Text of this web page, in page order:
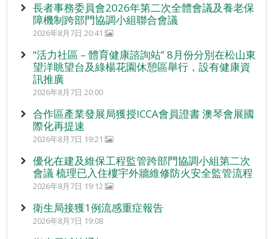
長者事務委員會2026年第二次全體會議及養老保
障機制跨部門協調小組聯合會議
2026年8月7日 20:41
“活力社區 – 體育健康諮詢站” 8月份分別在松山東
望洋眺望台及綠楊花園休憩區舉行，設有健康資
訊推廣
2026年8月7日 20:00
合作區產業發展局獲授ICCA會員證書 澳琴會展國
際化再提速
2026年8月7日 19:21
優化在建及維保工程監管跨部門協調小組第二次
會議 梳理已入住樓宇外牆維修防火安全監管流程
2026年8月7日 19:12
衛生局接獲1例流感重症報告
2026年8月7日 19:08